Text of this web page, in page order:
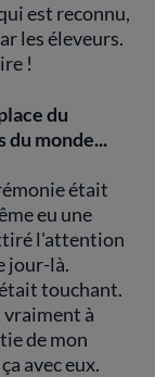
est reconnu,
les éleveurs.
!
du
du monde...
était
eu une
l'attention
jour-là.
touchant.
vraiment à
de mon
avec eux.